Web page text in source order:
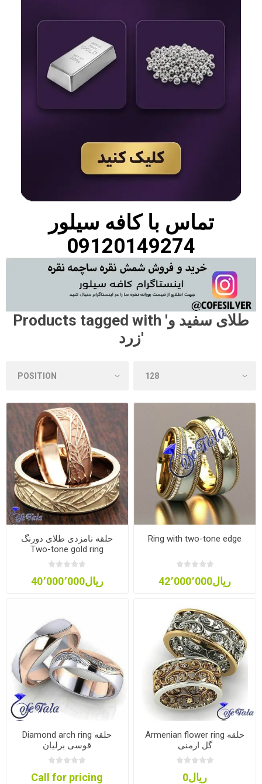
تماس باکافه سیلور
09120149274
Products tagged with 'طلای سفید و
زرد'
حلقه نامزدی طلای دورنگ
Two-tone gold ring
ریال40٬000٬000
Ring with two-tone edge
ریال42٬000٬000
Diamond arch ring حلقه
قوسی برلیان
Call for pricing
Armenian flower ring حلقه
گل ارمنی
ریال0